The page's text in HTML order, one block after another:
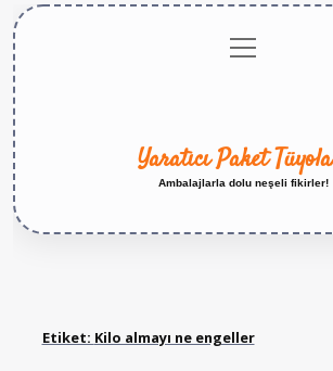
menüyü
aç
Yaratıcı Paket
Ambalajlarla dolu neşeli fikirler!
Etiket: Kilo almayı ne engeller